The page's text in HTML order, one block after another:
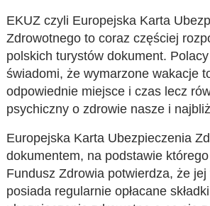
EKUZ czyli Europejska Karta
Zdrowotnego to coraz częściej
polskich turystów dokument.
świadomi, że wymarzone wakacje
odpowiednie miejsce i czas lecz
psychiczny o zdrowie nasze i
Europejska Karta Ubezpieczenia
dokumentem, na podstawie
Fundusz Zdrowia potwierdza, że jej
posiada regularnie opłacane